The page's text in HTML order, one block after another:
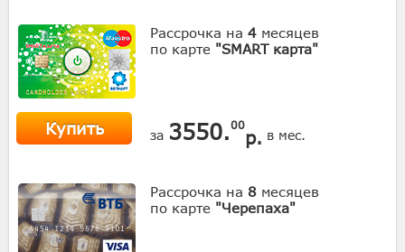
Рассрочка на 4 месяцев
по карте "SMART карта"
Купить за 3550.00
р. в мес.
Рассрочка на 8 месяцев
по карте "Черепаха"